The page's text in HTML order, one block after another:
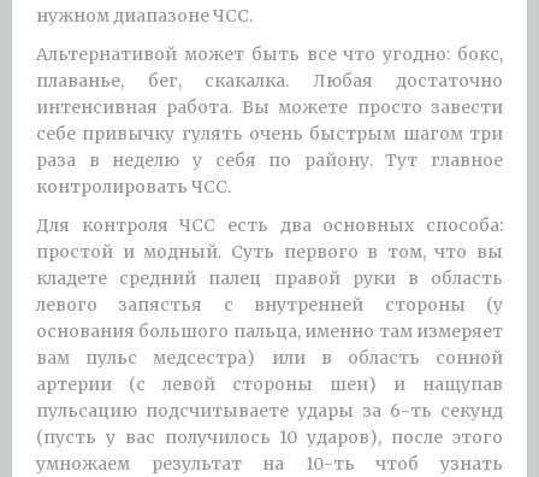
нужном диапазоне ЧСС.
Альтернативой может быть все что угодно: бокс,
плаванье, бег, скакалка. Любая достаточно
интенсивная работа. Вы можете просто завести
себе привычку гулять очень быстрым шагом три
раза в неделю у себя по району. Тут главное
контролировать ЧСС.
Для контроля ЧСС есть два основных способа:
простой и модный. Суть первого в том, что вы
кладете средний палец правой руки в область
левого запястья с внутренней стороны (у
основания большого пальца, именно там измеряет
вам пульс медсестра) или в область сонной
артерии (с левой стороны шеи) и нащупав
пульсацию подсчитываете удары за 6-ть секунд
(пусть у вас получилось 10 ударов), после этого
умножаем результат на 10-ть чтоб узнать